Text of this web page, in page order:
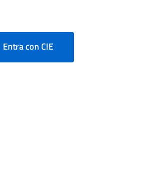
Entra con CIE